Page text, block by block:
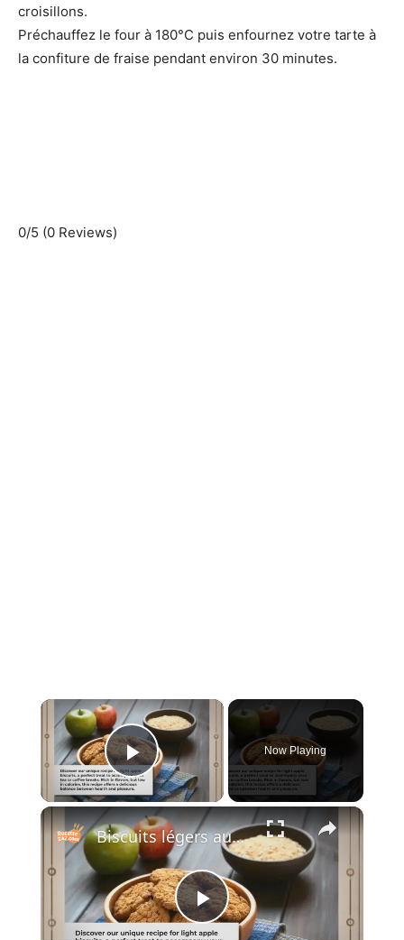
croisillons.
Préchauffez le four à 180°C puis enfournez votre tarte à
la confiture de fraise pendant environ 30 minutes.
0/5 (0 Reviews)
×
Play Video
Now Playing
×
Play
Biscuits légers aux pommes : Une douceur légère et irrésistible